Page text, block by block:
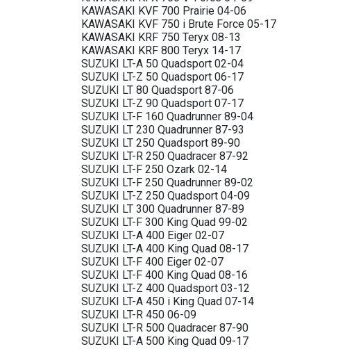
KAWASAKI KVF 700 Prairie 04-06
KAWASAKI KVF 750 i Brute Force 05-17
KAWASAKI KRF 750 Teryx 08-13
KAWASAKI KRF 800 Teryx 14-17
SUZUKI LT-A 50 Quadsport 02-04
SUZUKI LT-Z 50 Quadsport 06-17
SUZUKI LT 80 Quadsport 87-06
SUZUKI LT-Z 90 Quadsport 07-17
SUZUKI LT-F 160 Quadrunner 89-04
SUZUKI LT 230 Quadrunner 87-93
SUZUKI LT 250 Quadsport 89-90
SUZUKI LT-R 250 Quadracer 87-92
SUZUKI LT-F 250 Ozark 02-14
SUZUKI LT-F 250 Quadrunner 89-02
SUZUKI LT-Z 250 Quadsport 04-09
SUZUKI LT 300 Quadrunner 87-89
SUZUKI LT-F 300 King Quad 99-02
SUZUKI LT-A 400 Eiger 02-07
SUZUKI LT-A 400 King Quad 08-17
SUZUKI LT-F 400 Eiger 02-07
SUZUKI LT-F 400 King Quad 08-16
SUZUKI LT-Z 400 Quadsport 03-12
SUZUKI LT-A 450 i King Quad 07-14
SUZUKI LT-R 450 06-09
SUZUKI LT-R 500 Quadracer 87-90
SUZUKI LT-A 500 King Quad 09-17